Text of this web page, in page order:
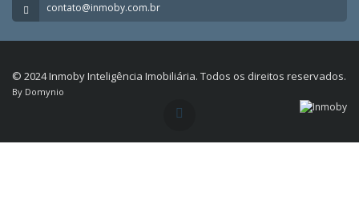
contato@inmoby.com.br
© 2024 Inmoby Inteligência Imobiliária. Todos os direitos reservados.
By Domynio